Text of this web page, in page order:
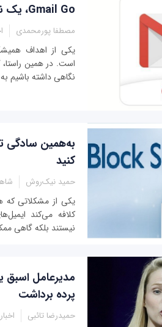
Gmail Go، یک نسخه سبک‌تر و سریع‌تر جیمیل
مصطفا پورمحمدی
یکی از اهداف
نگاهی داشته باشیم به Gmail Go، نسخه سبک‌تر Gmail.
به‌همین سادگی
کنید
حمید نیک‌روش
یکی از مشکلاتی که
کلافه می‌کند
نیستند بلکه گاهی
مدیرعامل اسبق
پرده برداشت
حمیدرضا تائبی